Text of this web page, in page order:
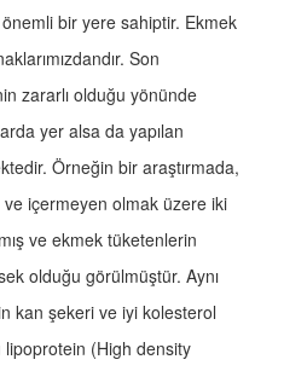
bir yere sahiptir. Ekmek
Son
zararlı olduğu yönünde
yer alsa da yapılan
Örneğin bir araştırmada,
içermeyen olmak üzere iki
ve ekmek tüketenlerin
olduğu görülmüştür. Aynı
kan şekeri ve iyi kolesterol
(High density